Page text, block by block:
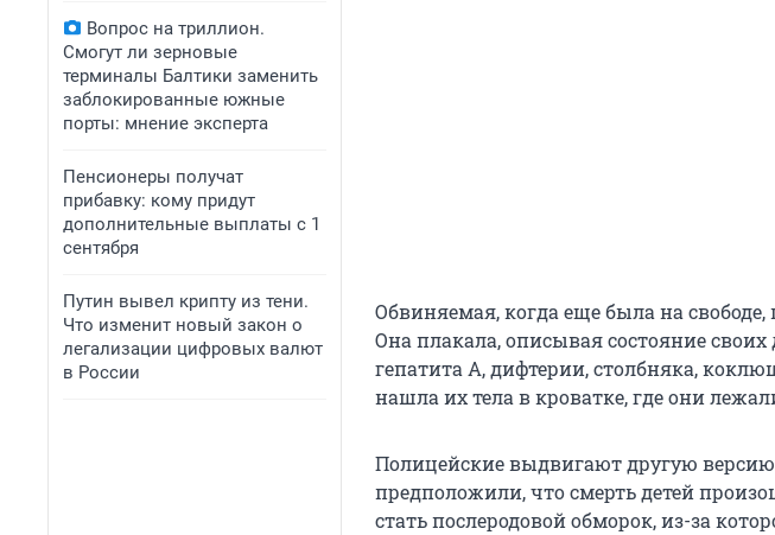
Вопрос на триллион.
Смогут ли зерновые
терминалы Балтики заменить
заблокированные южные
порты: мнение эксперта
Пенсионеры получат
прибавку: кому придут
дополнительные выплаты с 1
сентября
Путин вывел крипту из тени.
Что изменит новый закон о
легализации цифровых валют
в России
Обвиняемая, когда еще была на
Она плакала, описывая состояние
гепатита А, дифтерии, столбняка,
нашла их тела в кроватке, где они
Полицейские выдвигают другую
предположили, что смерть детей
стать послеродовой обморок, из-за